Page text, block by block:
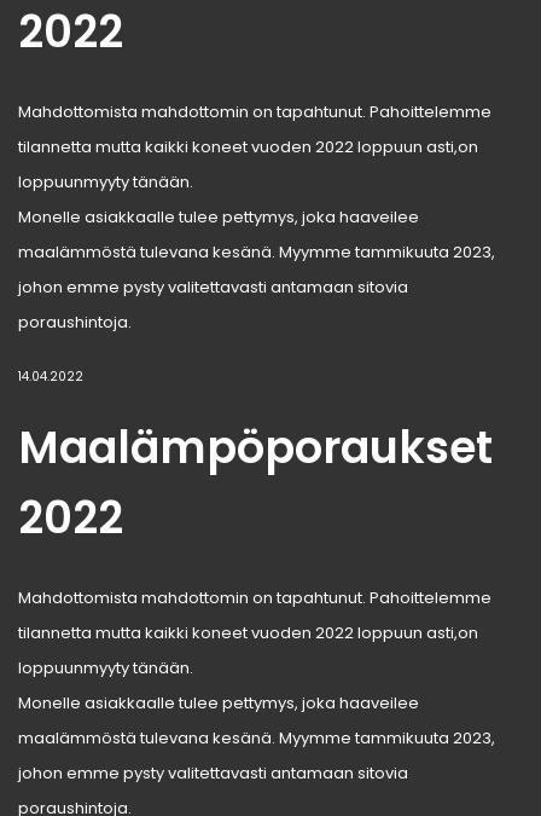
2022
Mahdottomista mahdottomin on tapahtunut. Pahoittelemme
tilannetta mutta kaikki koneet vuoden 2022 loppuun asti,on
loppuunmyyty tänään.
Monelle asiakkaalle tulee pettymys, joka haaveilee
maalämmöstä tulevana kesänä. Myymme tammikuuta 2023,
johon emme pysty valitettavasti antamaan sitovia
poraushintoja.
14.04.2022
Maalämpöporaukset
2022
Mahdottomista mahdottomin on tapahtunut. Pahoittelemme
tilannetta mutta kaikki koneet vuoden 2022 loppuun asti,on
loppuunmyyty tänään.
Monelle asiakkaalle tulee pettymys, joka haaveilee
maalämmöstä tulevana kesänä. Myymme tammikuuta 2023,
johon emme pysty valitettavasti antamaan sitovia
poraushintoja.